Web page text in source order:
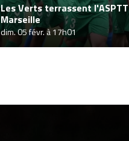
Les Verts terrassent l'ASPTT
Marseille
dim. 05 févr. à 17h01